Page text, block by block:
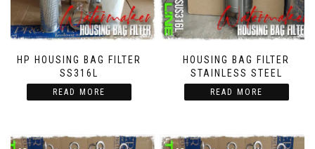
HP HOUSING BAG FILTER
SS316L
READ MORE
HOUSING BAG FILTER
STAINLESS STEEL
READ MORE